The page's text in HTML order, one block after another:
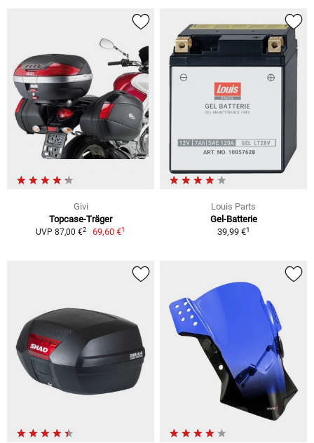
Givi
Topcase-Träger
UVP 87,00 €2 69,60 €1
Louis Parts
Gel-Batterie
39,99 €1